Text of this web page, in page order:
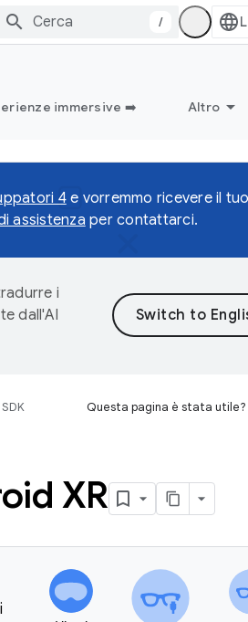
/
immersive ➡️ Altro
4e vorremmo ricevere il tuo
assistenza per contattarci.
i
dall'AI
Questa pagina è stata utile?
XR